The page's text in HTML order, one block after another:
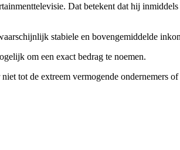
Dat betekent dat hij
stabiele en bovengemiddelde
om een exact bedrag te noemen.
tot de extreem vermogende ondernemers